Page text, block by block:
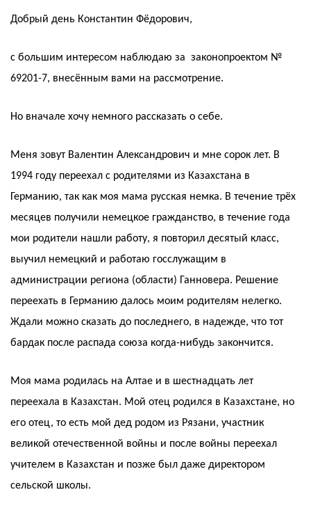
Добрый день Константин Фёдорович,
с большим интересом наблюдаю за законопроектом №
69201-7, внесённым вами на рассмотрение.
Но вначале хочу немного рассказать о себе.
Меня зовут Валентин Александрович и мне сорок лет. В
1994 году переехал с родителями из Казахстана в
Германию, так как моя мама русская немка. В течение трёх
месяцев получили немецкое гражданство, в течение года
мои родители нашли работу, я повторил десятый класс,
выучил немецкий и работаю госслужащим в
администрации региона (области) Ганновера. Решение
переехать в Германию далось моим родителям нелегко.
Ждали можно сказать до последнего, в надежде, что тот
бардак после распада союза когда-нибудь закончится.
Моя мама родилась на Алтае и в шестнадцать лет
переехала в Казахстан. Мой отец родился в Казахстане, но
его отец, то есть мой дед родом из Рязани, участник
великой отечественной войны и после войны переехал
учителем в Казахстан и позже был даже директором
сельской школы.